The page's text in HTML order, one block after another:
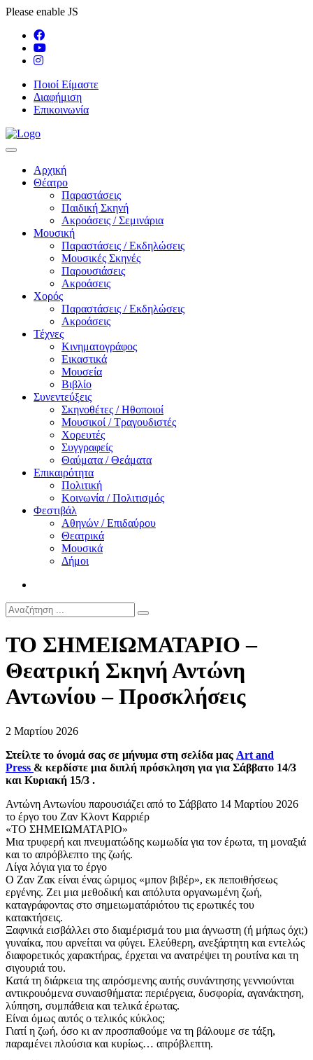
Please enable JS
Ποιοί Είμαστε
Διαφήμιση
Επικοινωνία
Αρχική
Θέατρο
Παραστάσεις
Παιδική Σκηνή
Ακροάσεις / Σεμινάρια
Μουσική
Παραστάσεις / Εκδηλώσεις
Μουσικές Σκηνές
Παρουσιάσεις
Ακροάσεις
Χορός
Παραστάσεις / Εκδηλώσεις
Ακροάσεις
Τέχνες
Κινηματογράφος
Εικαστικά
Μουσεία
Βιβλίο
Συνεντεύξεις
Σκηνοθέτες / Ηθοποιοί
Μουσικοί / Τραγουδιστές
Χορευτές
Συγγραφείς
Θαύματα / Θεάματα
Επικαιρότητα
Πολιτική
Κοινωνία / Πολιτισμός
Φεστιβάλ
Αθηνών / Επιδαύρου
Θεατρικά
Μουσικά
Δήμοι
ΤΟ ΣΗΜΕΙΩΜΑΤΑΡΙΟ –
Θεατρική Σκηνή Αντώνη
Αντωνίου – Προσκλήσεις
2 Μαρτίου 2026
Στείλτε το όνομά σας σε μήνυμα στη σελίδα μας Art and
Press & κερδίστε μια διπλή πρόσκληση για για Σάββατο 14/3
και Κυριακή 15/3 .
Αντώνη Αντωνίου παρουσιάζει από το Σάββατο 14 Μαρτίου 2026
το έργο του Ζαν Κλοντ Καρριέρ
«ΤΟ ΣΗΜΕΙΩΜΑΤΑΡΙΟ»
Μια τρυφερή και πνευματώδης κωμωδία για τον έρωτα, τη μοναξιά
και το απρόβλεπτο της ζωής.
Λίγα λόγια για το έργο
Ο Ζαν Ζακ είναι ένας ώριμος «μπον βιβέρ», εκ πεποιθήσεως
εργένης. Ζει μια μεθοδική και απόλυτα οργανωμένη ζωή,
καταγράφοντας στο σημειωματάριότου τις ερωτικές του
κατακτήσεις.
Ξαφνικά εισβάλλει στο διαμέρισμά του μια άγνωστη (ή μήπως όχι;)
γυναίκα, που αρνείται να φύγει. Ελεύθερη, ανεξάρτητη και εντελώς
διαφορετικός χαρακτήρας, έρχεται να ανατρέψει τη ρουτίνα και τη
σιγουριά του.
Κατά τη διάρκεια της απρόσμενης αυτής συνάντησης γεννιούνται
αντικρουόμενα συναισθήματα: περιέργεια, δυσφορία, αγανάκτηση,
λύπηση, συμπάθεια και τελικά έρωτας.
Είναι όμως αυτός ο τελικός κύκλος;
Γιατί η ζωή, όσο κι αν προσπαθούμε να τη βάλουμε σε τάξη,
παραμένει πλούσια και κυρίως… απρόβλεπτη.